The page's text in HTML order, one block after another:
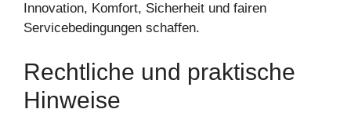
Innovation, Komfort, Sicherheit und fairen
Servicebedingungen schaffen.
Rechtliche und praktische
Hinweise